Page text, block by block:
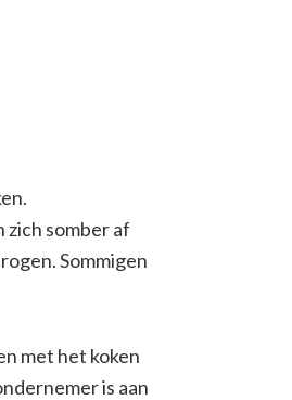
zich somber af
Sommigen
met het koken
is aan